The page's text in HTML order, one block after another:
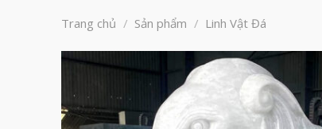
Trang chủ / Sản phẩm / Linh Vật Đá